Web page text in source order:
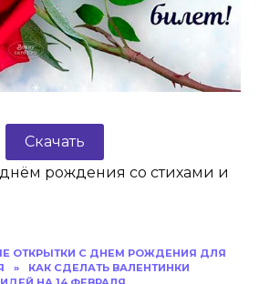
Скачать
рождения со стихами и
ОТКРЫТКИ C ДНЕМ РОЖДЕНИЯ ДЛЯ
»
КАК СДЕЛАТЬ ВАЛЕНТИНКИ